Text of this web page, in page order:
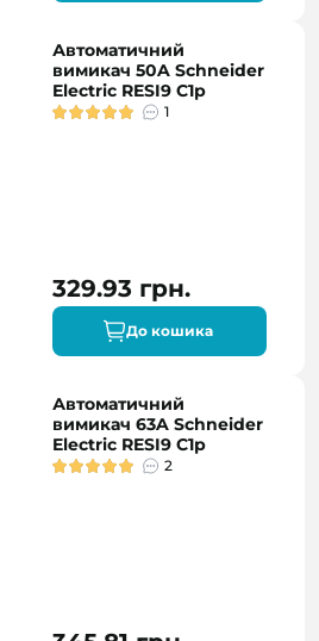
Автоматичний
вимикач 50A Schneider
Electric RESI9 C1р
1
329.93 грн.
До кошика
Автоматичний
вимикач 63A Schneider
Electric RESI9 C1р
2